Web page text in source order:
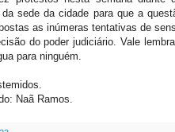
da sede da cidade para que a
as inúmeras tentativas de
do poder judiciário. Vale
para ninguém.
Naã Ramos.